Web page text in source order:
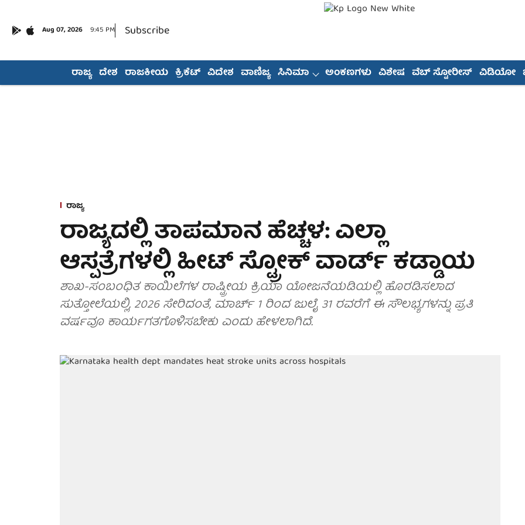
Aug 07, 2026 9:45 PM Subscribe
ರಾಜ್ಯ ದೇಶ ರಾಜಕೀಯ ಕ್ರಿಕೆಟ್ ವಿದೇಶ ವಾಣಿಜ್ಯ ಸಿನಿಮಾ ಅಂಕಣಗಳು ವಿಶೇಷ ವೆಬ್ ಸ್ಟೋರೀಸ್ ವಿಡಿಯೋ
ರಾಜ್ಯ
ರಾಜ್ಯದಲ್ಲಿ ತಾಪಮಾನ ಹೆಚ್ಚಳ: ಎಲ್ಲಾ
ಆಸ್ಪತ್ರೆಗಳಲ್ಲಿ ಹೀಟ್ ಸ್ಟ್ರೋಕ್ ವಾರ್ಡ್ ಕಡ್ಡಾಯ
ಶಾಖ-ಸಂಬಂಧಿತ ಕಾಯಿಲೆಗಳ ರಾಷ್ಟ್ರೀಯ ಕ್ರಿಯಾ ಯೋಜನೆಯಡಿಯಲ್ಲಿ ಹೊರಡಿಸಲಾದ
ಸುತ್ತೋಲೆಯಲ್ಲಿ, 2026 ಸೇರಿದಂತೆ, ಮಾರ್ಚ್ 1 ರಿಂದ ಜುಲೈ 31 ರವರೆಗೆ ಈ ಸೌಲಭ್ಯಗಳನ್ನು ಪ್ರತಿ
ವರ್ಷವೂ ಕಾರ್ಯಗತಗೊಳಿಸಬೇಕು ಎಂದು ಹೇಳಲಾಗಿದೆ.